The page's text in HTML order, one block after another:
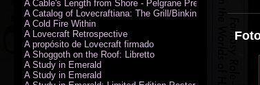
A Cable's Length from Shore - Pelgrane Press' FreeRPG
A Catalog of Lovecraftiana: The Grill/Binkin Collection
A Cold Fire Within
A Lovecraft Retrospective
A propósito de Lovecraft firmado
A Shoggoth on the Roof: Libretto
A Study in Emerald
A Study in Emerald